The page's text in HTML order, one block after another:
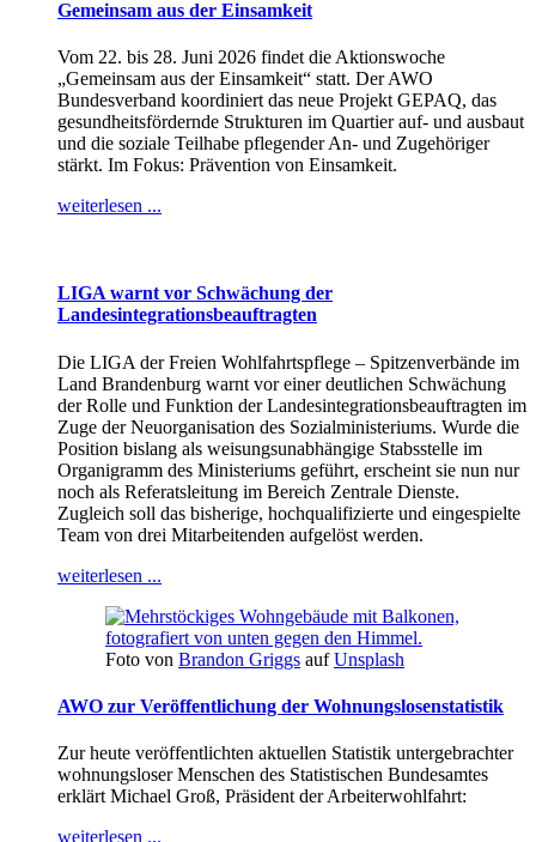
Gemeinsam aus der Einsamkeit
Vom 22. bis 28. Juni 2026 findet die Aktionswoche
„Gemeinsam aus der Einsamkeit“ statt. Der AWO
Bundesverband koordiniert das neue Projekt GEPAQ, das
gesundheitsfördernde Strukturen im Quartier auf- und ausbaut
und die soziale Teilhabe pflegender An- und Zugehöriger
stärkt. Im Fokus: Prävention von Einsamkeit.
weiterlesen ...
LIGA warnt vor Schwächung der
Landesintegrationsbeauftragten
Die LIGA der Freien Wohlfahrtspflege – Spitzenverbände im
Land Brandenburg warnt vor einer deutlichen Schwächung
der Rolle und Funktion der Landesintegrationsbeauftragten im
Zuge der Neuorganisation des Sozialministeriums. Wurde die
Position bislang als weisungsunabhängige Stabsstelle im
Organigramm des Ministeriums geführt, erscheint sie nun nur
noch als Referatsleitung im Bereich Zentrale Dienste.
Zugleich soll das bisherige, hochqualifizierte und eingespielte
Team von drei Mitarbeitenden aufgelöst werden.
weiterlesen ...
Foto von Brandon Griggs aufUnsplash
AWO zur Veröffentlichung der Wohnungslosenstatistik
Zur heute veröffentlichten aktuellen Statistik untergebrachter
wohnungsloser Menschen des Statistischen Bundesamtes
erklärt Michael Groß, Präsident der Arbeiterwohlfahrt:
weiterlesen ...